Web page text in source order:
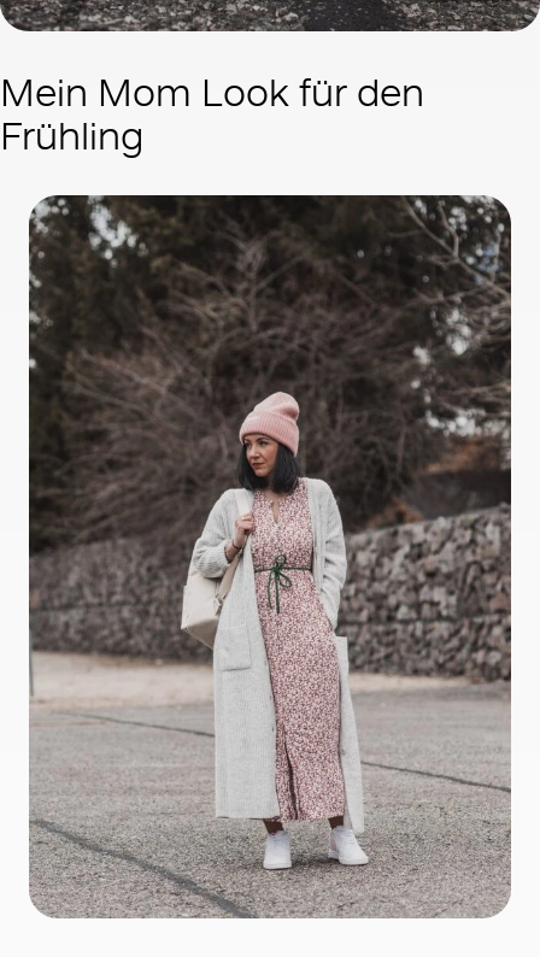
Mein Mom Look für den
Frühling